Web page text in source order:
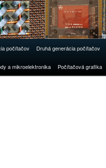
počítačov Druhá generácia počítačov
a mikroelektronika Počítačová grafika